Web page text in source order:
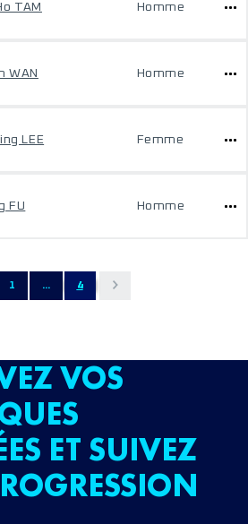
TAM Homme
WAN Homme
LEE Femme
FU Homme
1 ... 4
VOS
ET SUIVEZ